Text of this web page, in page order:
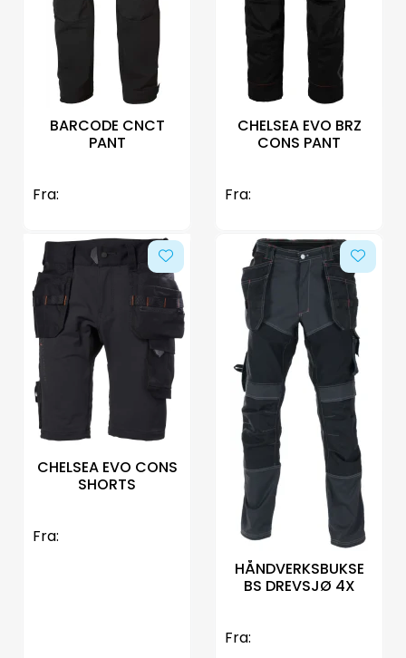
BARCODE CNCT
PANT
Fra:
CHELSEA EVO BRZ
CONS PANT
Fra:
CHELSEA EVO CONS
SHORTS
Fra:
HÅNDVERKSBUKSE
BS DREVSJØ 4X
Fra: